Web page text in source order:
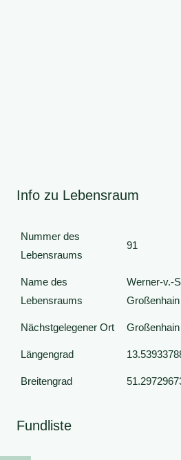
Info zu Lebensraum
Nummer des
Lebensraums
91
Name des
Lebensraums
Werner-v.-
Großenhain
Nächstgelegener Ort Großenhain
Längengrad
Breitengrad
Fundliste